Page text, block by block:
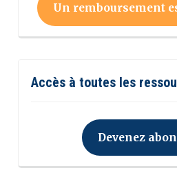
Un remboursement
Accès à toutes les
Devenez